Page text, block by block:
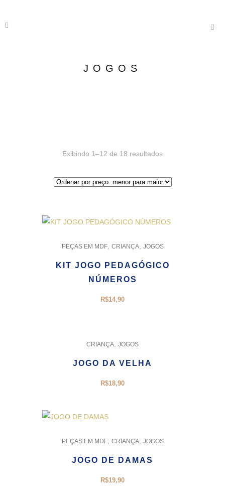
JOGOS
Exibindo 1–12 de 18 resultados
PEÇAS EM MDF, CRIANÇA, JOGOS
KIT JOGO PEDAGÓGICO
NÚMEROS
R$14,90
CRIANÇA JOGOS
JOGO DA VELHA
R$18,90
PEÇAS EM MDF, CRIANÇA, JOGOS
JOGO DE DAMAS
R$19,90